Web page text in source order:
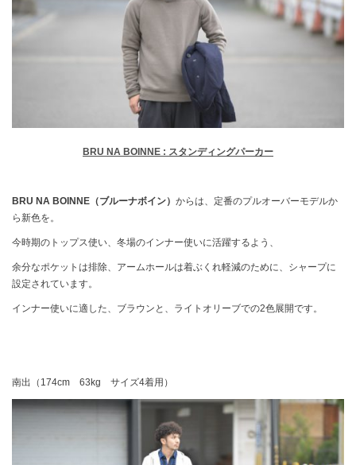
BRU NA BOINNE : スタンディングパーカー
BRU NA BOINNE（ブルーナボイン） からは、定番のプルオーバーモデルか
ら新色を。
今時期のトップス使い、冬場のインナー使いに活躍するよう、
余分なポケットは排除、アームホールは着ぶくれ軽減のために、シャープに
設定されています。
インナー使いに適した、ブラウンと、ライトオリーブでの2色展開です。
南出（174cm 63kg サイズ4着用）